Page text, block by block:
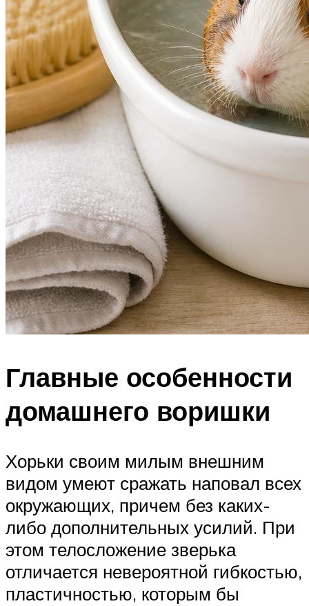
Главные особенности
домашнего воришки
Хорьки своим милым внешним
видом умеют сражать наповал всех
окружающих, причем без каких-
либо дополнительных усилий. При
этом телосложение зверька
отличается невероятной гибкостью,
пластичностью, которым бы